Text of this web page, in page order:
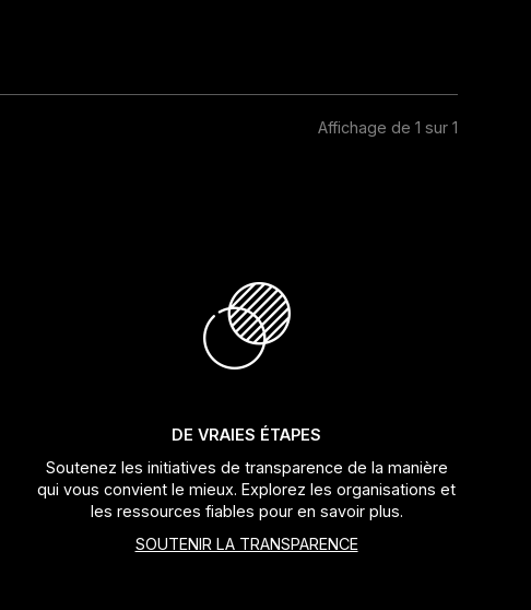
Affichage de 1 sur 1
DE VRAIES ÉTAPES
Soutenez les initiatives de transparence de la manière
qui vous convient le mieux. Explorez les organisations et
les ressources fiables pour en savoir plus.
SOUTENIR LA TRANSPARENCE